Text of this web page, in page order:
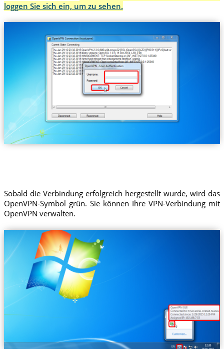
loggen Sie sich ein, um zu sehen.
Sobald die Verbindung erfolgreich hergestellt wurde, wird das
OpenVPN-Symbol grün. Sie können Ihre VPN-Verbindung mit
OpenVPN verwalten.
Trust.Zone-United-States